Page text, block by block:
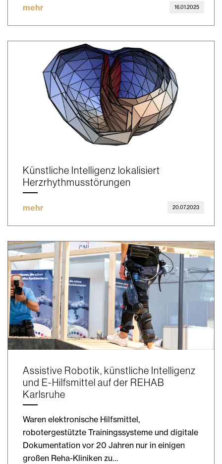
mehr 16.01.2025
Künstliche Intelligenz lokalisiert
Herzrhythmusstörungen
mehr 20.07.2023
Assistive Robotik, künstliche Intelligenz
und E-Hilfsmittel auf der REHAB
Karlsruhe
Waren elektronische Hilfsmittel,
robotergestützte Trainingssysteme und digitale
Dokumentation vor 20 Jahren nur in einigen
großen Reha-Kliniken zu…